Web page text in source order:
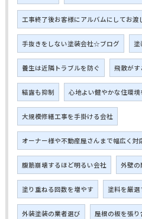
工事終了後お客様にアルバムにしてお渡
手抜きをしない塗装会社☆ブログ 塗
養生は近隣トラブルを防ぐ 飛散がす
結露も抑制 心地よい健やかな住環境
大規模修繕工事を手掛ける会社
オーナー様や不動産屋さんまで幅広く対
腹筋崩壊するほど明るい会社 外壁の
塗り重ねる回数を増やす 塗料を厳選
外装塗装の業者選び 屋根の板を張り